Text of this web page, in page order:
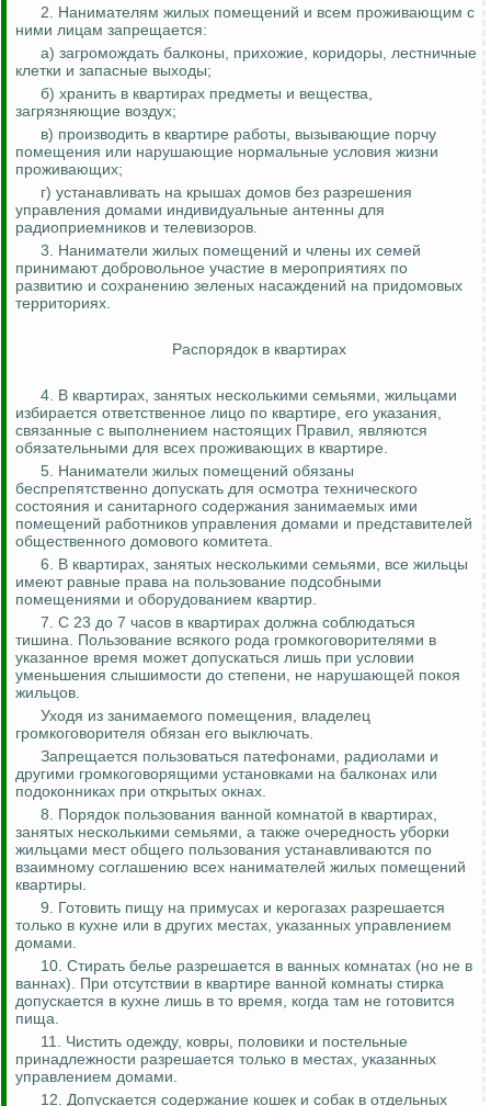
2. Нанимателям жилых помещений и всем проживающим с
ними лицам запрещается:
а) загромождать балконы, прихожие, коридоры, лестничные
клетки и запасные выходы;
б) хранить в квартирах предметы и вещества,
загрязняющие воздух;
в) производить в квартире работы, вызывающие порчу
помещения или нарушающие нормальные условия жизни
проживающих;
г) устанавливать на крышах домов без разрешения
управления домами индивидуальные антенны для
радиоприемников и телевизоров.
3. Наниматели жилых помещений и члены их семей
принимают добровольное участие в мероприятиях по
развитию и сохранению зеленых насаждений на придомовых
территориях.
Распорядок в квартирах
4. В квартирах, занятых несколькими семьями, жильцами
избирается ответственное лицо по квартире, его указания,
связанные с выполнением настоящих Правил, являются
обязательными для всех проживающих в квартире.
5. Наниматели жилых помещений обязаны
беспрепятственно допускать для осмотра технического
состояния и санитарного содержания занимаемых ими
помещений работников управления домами и представителей
общественного домового комитета.
6. В квартирах, занятых несколькими семьями, все жильцы
имеют равные права на пользование подсобными
помещениями и оборудованием квартир.
7. С 23 до 7 часов в квартирах должна соблюдаться
тишина. Пользование всякого рода громкоговорителями в
указанное время может допускаться лишь при условии
уменьшения слышимости до степени, не нарушающей покоя
жильцов.
Уходя из занимаемого помещения, владелец
громкоговорителя обязан его выключать.
Запрещается пользоваться патефонами, радиолами и
другими громкоговорящими установками на балконах или
подоконниках при открытых окнах.
8. Порядок пользования ванной комнатой в квартирах,
занятых несколькими семьями, а также очередность уборки
жильцами мест общего пользования устанавливаются по
взаимному соглашению всех нанимателей жилых помещений
квартиры.
9. Готовить пищу на примусах и керогазах разрешается
только в кухне или в других местах, указанных управлением
домами.
10. Стирать белье разрешается в ванных комнатах (но не в
ваннах). При отсутствии в квартире ванной комнаты стирка
допускается в кухне лишь в то время, когда там не готовится
пища.
11. Чистить одежду, ковры, половики и постельные
принадлежности разрешается только в местах, указанных
управлением домами.
12. Допускается содержание кошек и собак в отдельных